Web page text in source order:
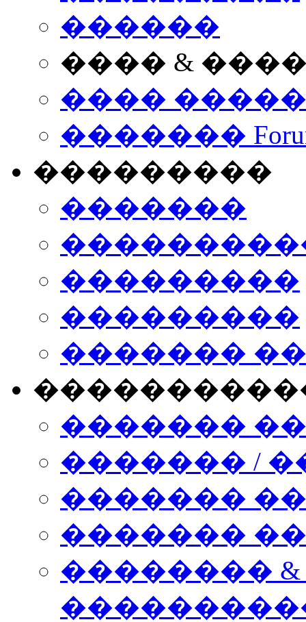
������
���� &
����
�������
���������
�������
���������
���������
�������
�������
������� /
�������
������� ���
��������